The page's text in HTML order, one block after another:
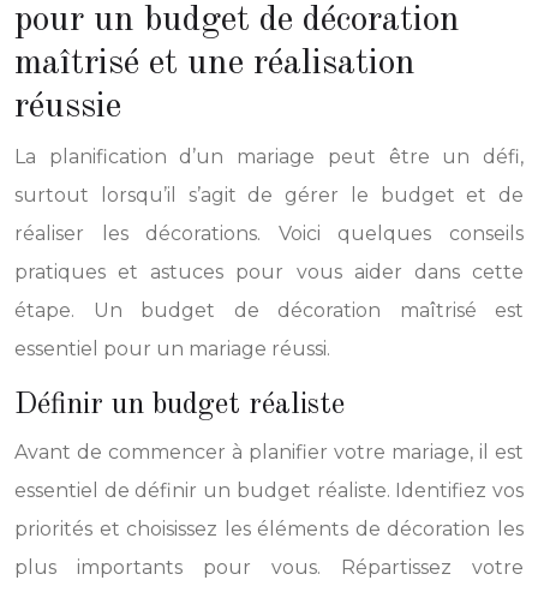
pour un budget de décoration
maîtrisé et une réalisation
réussie
La planification d’un mariage peut être un défi,
surtout lorsqu’il s’agit de gérer le budget et de
réaliser les décorations. Voici quelques conseils
pratiques et astuces pour vous aider dans cette
étape. Un budget de décoration maîtrisé est
essentiel pour un mariage réussi.
Définir un budget réaliste
Avant de commencer à planifier votre mariage, il est
essentiel de définir un budget réaliste. Identifiez vos
priorités et choisissez les éléments de décoration les
plus importants pour vous. Répartissez votre